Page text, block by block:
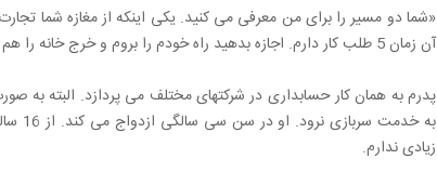
آن زمان 5 طلب کار دارم. اجازه بدهید راه خودم را بروم و خرج خانه را هم در می آورم.»
پدرم به همان کار حسابداری در شرکتهای مختلف می پردازد. البته به
زیادی ندارم.